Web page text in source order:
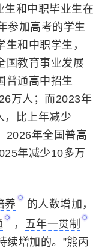
和中职毕业生在
参加高考的学生
和中职学生，
国教育事业发展
普通高中招生
万人；而2023年
，比上年减少
2026年全国普高
年减少10多万
养
的人数增加，
， 五年一贯制
续增加的。”熊丙